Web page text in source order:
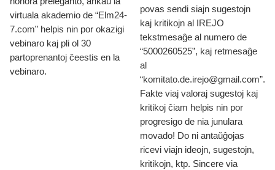
virtuala akademio de “Elm24-
7.com” helpis nin por okazigi
vebinaro kaj pli ol 30
partoprenantoj ĉeestis en la
vebinaro.
povas sendi siajn sugestojn
kaj kritikojn al IREJO
tekstmesaĝe al numero de
“5000260525”, kaj retmesaĝe
al
“komitato.de.irejo@gmail.com”.
Fakte viaj valoraj sugestoj kaj
kritikoj ĉiam helpis nin por
progresigo de nia junulara
movado! Do ni antaŭĝojas
ricevi viajn ideojn, sugestojn,
kritikojn, ktp. Sincere via